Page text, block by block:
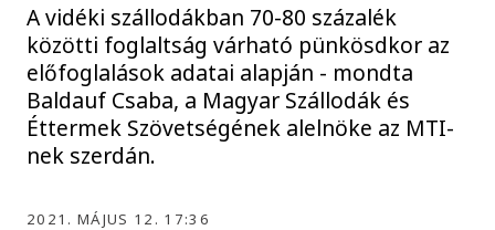
A vidéki szállodákban 70-80 százalék
közötti foglaltság várható pünkösdkor az
előfoglalások adatai alapján - mondta
Baldauf Csaba, a Magyar Szállodák és
Éttermek Szövetségének alelnöke az MTI-
nek szerdán.
2021. MÁJUS 12. 17:36